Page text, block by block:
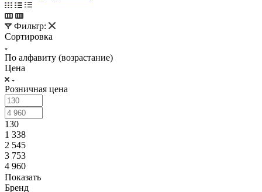
Фильтр:
Сортировка
По алфавиту (возрастание)
Цена
Розничная цена
130
1 338
2 545
3 753
4 960
Показать
Бренд